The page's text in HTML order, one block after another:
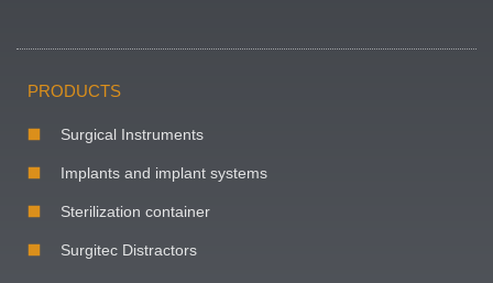
PRODUCTS
Surgical Instruments
Implants and implant systems
Sterilization container
Surgitec Distractors